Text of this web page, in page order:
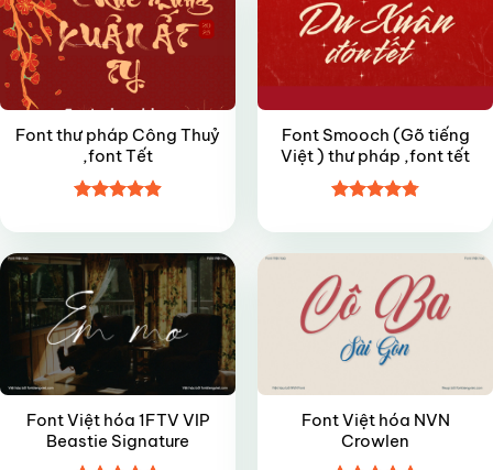
Font thư pháp Công Thuỷ
,font Tết
hạng4.95
sao
Font Smooch (Gõ tiếng
Việt ) thư pháp ,font tết
hạng4.85
Font Việt hóa 1FTV VIP
Beastie Signature
Font Việt hóa NVN
Crowlen